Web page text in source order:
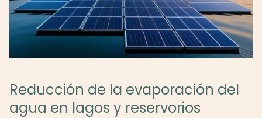
Reducción de la evaporación del
agua en lagos y reservorios